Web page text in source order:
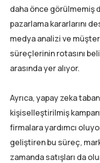
daha önce görülmemiş
pazarlama kararlarını
medya analizi ve
süreçlerinin rotasını
arasında yer alıyor.
Ayrıca, yapay zeka
kişiselleştirilmiş
firmalara yardımcı
geliştiren bu süreç,
zamanda satışları da